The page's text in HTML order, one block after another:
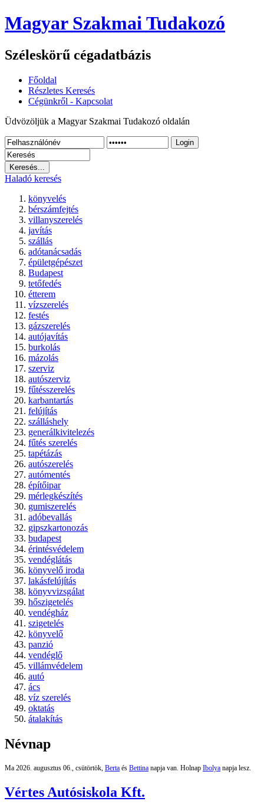
Magyar Szakmai Tudakozó
Széleskörű cégadatbázis
Főoldal
Részletes Keresés
Cégünkről - Kapcsolat
Üdvözöljük a Magyar Szakmai Tudakozó oldalán
Login
Haladó keresés
könyvelés
bérszámfejtés
villanyszerelés
javítás
szállás
adótanácsadás
épületgépészet
Budapest
tetőfedés
étterem
vízszerelés
festés
gázszerelés
autójavítás
burkolás
mázolás
szerviz
autószerviz
fűtésszerelés
karbantartás
felújítás
szálláshely
generálkivitelezés
fűtés szerelés
tapétázás
autószerelés
autómentés
építőipar
mérlegkészítés
gumiszerelés
adóbevallás
gipszkartonozás
budapest
érintésvédelem
vendéglátás
könyvelő iroda
lakásfelújítás
könyvvizsgálat
hőszigetelés
vendégház
szigetelés
könyvelő
panzió
vendéglő
villámvédelem
autó
ács
víz szerelés
oktatás
átalakítás
Névnap
Ma 2026. augusztus 06., csütörtök, Berta és Bettina napja van. Holnap Ibolya napja lesz.
Vértes Autósiskola Kft.